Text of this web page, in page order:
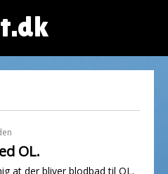
OL.
at der bliver blodbad til OL.